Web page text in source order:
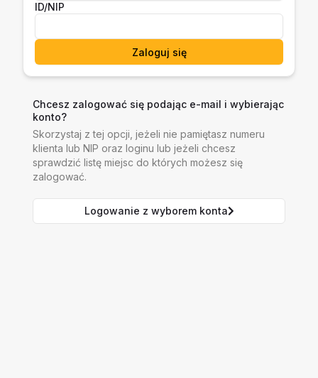
ID/NIP
Zaloguj się
Chcesz zalogować się podając e-mail i wybierając
konto?
Skorzystaj z tej opcji, jeżeli nie pamiętasz numeru
klienta lub NIP oraz loginu lub jeżeli chcesz
sprawdzić listę miejsc do których możesz się
zalogować.
Logowanie z wyborem konta